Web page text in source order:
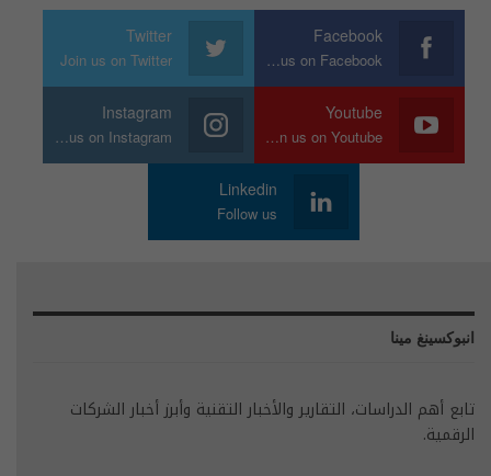
Facebook
Join us on Facebook
Twitter
Join us on Twitter
Youtube
Join us on Youtube
Instagram
Join us on Instagram
Linkedin
Follow us
انبوكسينغ مينا
تابع أهم الدراسات، التقارير والأخبار التقنية وأبرز أخبار الشركات
الرقمية.